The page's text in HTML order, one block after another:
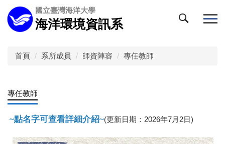
跳
到
主
國立臺灣海洋大學
海洋環境資訊系
首頁 系所成員 師資陣容 專任教師
專任教師
~點名字可查看詳細介紹~(更新日期：2026年7月2日)